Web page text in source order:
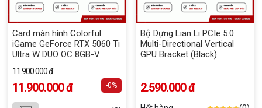
Card màn hình Colorful
iGame GeForce RTX 5060 Ti
Ultra W DUO OC 8GB-V
11.900.000 đ
11.900.000 đ -0%
Bộ Dựng Lian Li PCIe 5.0
Multi-Directional Vertical
GPU Bracket (Black)
2.590.000 đ